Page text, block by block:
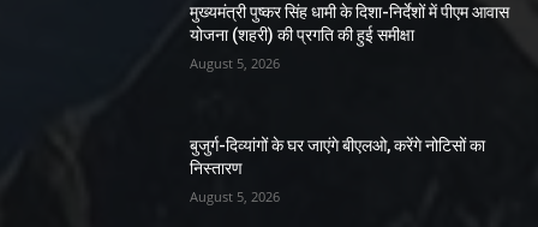
मुख्यमंत्री पुष्कर सिंह धामी के दिशा-निर्देशों में पीएम आवास
योजना (शहरी) की प्रगति की हुई समीक्षा
August 5, 2026
बुजुर्ग-दिव्यांगों के घर जाएंगे बीएलओ, करेंगे नोटिसों का
निस्तारण
August 5, 2026